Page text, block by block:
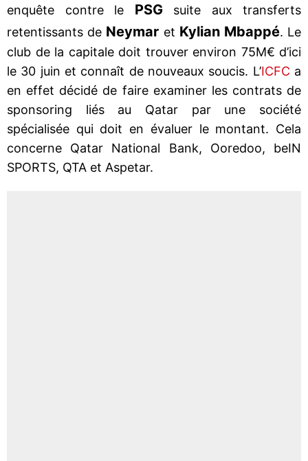
enquête contre le PSGsuite aux transferts
retentissants de Neymar et Kylian Mbappé. Le
club de la capitale doit trouver environ 75M€ d’ici
le 30 juin et connaît de nouveaux soucis. L’ICFC a
en effet décidé de faire examiner les contrats de
sponsoring liés au Qatar par une société
spécialisée qui doit en évaluer le montant. Cela
concerne Qatar National Bank, Ooredoo, beIN
SPORTS, QTA et Aspetar.